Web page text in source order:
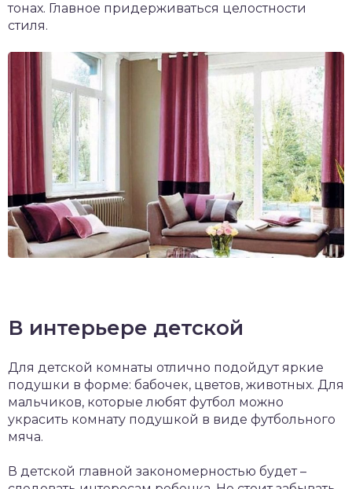
тонах. Главное придерживаться целостности
стиля.
В интерьере детской
Для детской комнаты отлично подойдут яркие
подушки в форме: бабочек, цветов, животных. Для
мальчиков, которые любят футбол можно
украсить комнату подушкой в виде футбольного
мяча.
В детской главной закономерностью будет –